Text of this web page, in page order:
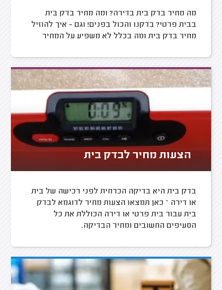
מה מחיר בדק בית בדירה? ומה מחיר בדק בית
בבית פרטי? בדקנו והכול בפנים! וגם - איך להוזיל
מחיר בדק בית ומה בכלל לא משפיע על המחיר
הצעות מחיר לבדק בית
בדק בית היא בדיקה הכרחית לפני רכישה של בית
או דירה – כאן תמצאו הצעות מחיר לדוגמא לבדק
בית עבור בית פרטי או דירה הכוללת את כל
הסעיפים החשובים ומחיר הבדיקה.